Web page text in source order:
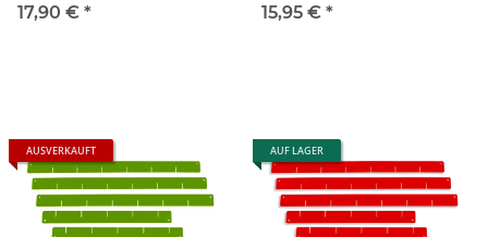
17,90 € *
15,95 € *
AUSVERKAUFT AUF LAGER